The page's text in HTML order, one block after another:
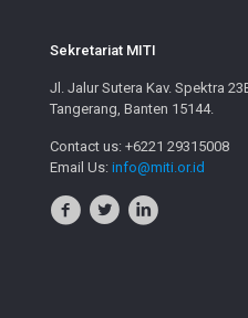
Sekretariat MITI
Jl. Jalur Sutera Kav. Spektra
Tangerang, Banten 15144.
Contact us: +6221 29315008
Email Us: info@miti.or.id